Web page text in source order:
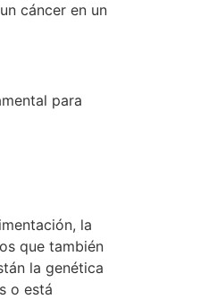
cáncer en un
para
la
que también
la genética
o está